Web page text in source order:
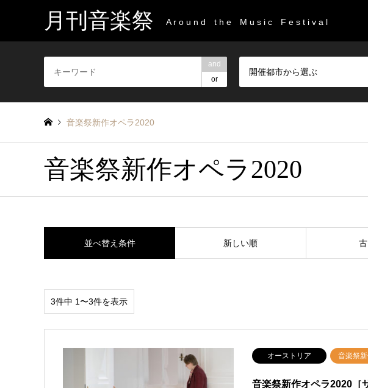
月刊音楽祭 A r o u n d t h e M u s i c F e s t i v a l
and
or
開催都市から選ぶ
音楽祭新作オペラ2020
音楽祭新作オペラ2020
並べ替え条件 新しい順
3件中 1〜3件を表示
オーストリア 音楽祭
音楽祭新作オペラ2020［